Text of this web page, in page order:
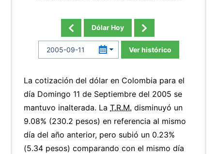
Dólar Hoy
Ver histórico
La cotización del dólar en Colombia para el
día Domingo 11 de Septiembre del 2005 se
mantuvo inalterada. La T.R.M. disminuyó un
9.08% (230.2 pesos) en referencia al mismo
día del año anterior, pero subió un 0.23%
(5.34 pesos) comparando con el mismo día